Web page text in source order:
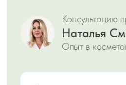
Я даю согласие на обработку
персональных данныхи